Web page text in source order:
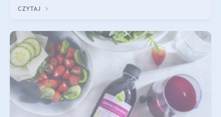
EPA.
CZYTAJ